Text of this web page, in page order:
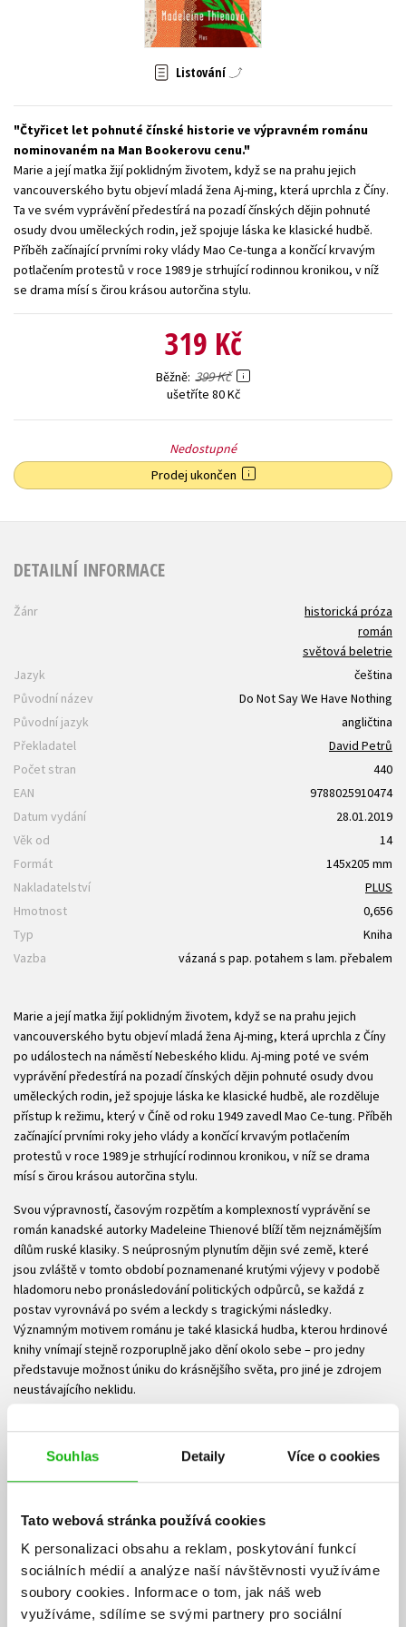
Souhlas Detaily Více o cookies
Tato webová stránka používá cookies
K personalizaci obsahu a reklam, poskytování funkcí
sociálních médií a analýze naší návštěvnosti využíváme
soubory cookies. Informace o tom, jak náš web
využíváme, sdílíme se svými partnery pro sociální
Zahraniční literatura
Všechny tituly
Listování
Čtyřicet let pohnuté čínské historie ve výpravném románu
nominovaném na Man Bookerovu cenu.
Marie a její matka žijí poklidným životem, když se na prahu jejich
vancouverského bytu objeví mladá žena Aj-ming, která uprchla z Číny.
Ta ve svém vyprávění předestírá na pozadí čínských dějin pohnuté
osudy dvou uměleckých rodin, jež spojuje láska ke klasické hudbě.
Příběh začínající prvními roky vlády Mao Ce-tunga a končící krvavým
potlačením protestů v roce 1989 je strhující rodinnou kronikou, v níž
se drama mísí s čirou krásou autorčina stylu.
319 Kč
Běžně 399 Kč
ušetříte 80 Kč
Nedostupné
Prodej ukončen
DETAILNÍ INFORMACE
Žánr
historická próza
román
světová beletrie
Jazyk
čeština
Původní název
Do Not Say We Have Nothing
Původní jazyk
angličtina
Překladatel
David Petrů
Počet stran
440
EAN
9788025910474
Datum vydání
28.01.2019
Věk od
14
Formát
145x205 mm
Nakladatelství
PLUS
Hmotnost
0,656
Typ
Kniha
Vazba
vázaná s pap. potahem s lam. přebalem
Marie a její matka žijí poklidným životem, když se na prahu jejich
vancouverského bytu objeví mladá žena Aj-ming, která uprchla z Číny
po událostech na náměstí Nebeského klidu. Aj-ming poté ve svém
vyprávění předestírá na pozadí čínských dějin pohnuté osudy dvou
uměleckých rodin, jež spojuje láska ke klasické hudbě, ale rozděluje
přístup k režimu, který v Číně od roku 1949 zavedl Mao Ce-tung. Příběh
začínající prvními roky jeho vlády a končící krvavým potlačením
protestů v roce 1989 je strhující rodinnou kronikou, v níž se drama
mísí s čirou krásou autorčina stylu.
Svou výpravností, časovým rozpětím a komplexností vyprávění se
román kanadské autorky Madeleine Thienové blíží těm nejznámějším
dílům ruské klasiky. S neúprosným plynutím dějin své země, které
jsou zvláště v tomto období poznamenané krutými výjevy v podobě
hladomoru nebo pronásledování politických odpůrců, se každá z
postav vyrovnává po svém a leckdy s tragickými následky.
Významným motivem románu je také klasická hudba, kterou hrdinové
knihy vnímají stejně rozporuplně jako dění okolo sebe – pro jedny
představuje možnost úniku do krásnějšího světa, pro jiné je zdrojem
neustávajícího neklidu.
předchozí romány získaly nebo byly nominovány na mnohá literární
ocenění.
Z angličtiny přeložil David Petrů.
Ke stažení
PDF Ukázka.pdf